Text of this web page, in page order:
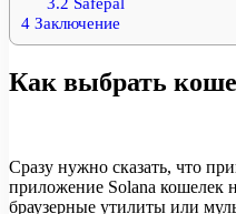
4 Заключение
Как выбрать
Сразу нужно сказать, что
приложение Solana кошелек
браузерные утилиты или